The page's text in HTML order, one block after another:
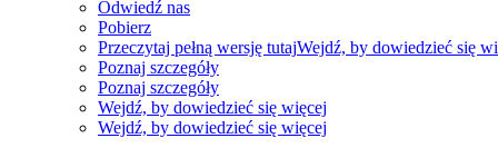
Odwiedź nas
Pobierz
Przeczytaj pełną wersję tutajWejdź, by dowiedzieć się
Poznaj szczegóły
Poznaj szczegóły
Wejdź, by dowiedzieć się więcej
Wejdź, by dowiedzieć się więcej